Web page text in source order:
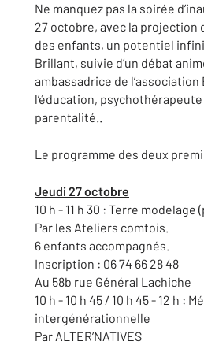
Ne manquez pas la soirée
27 octobre, avec la projection
des enfants, un potentiel
Brillant, suivie d’un débat
ambassadrice de
l’éducation,
parentalité..
Le programme des deux
Jeudi 27 octobre
10 h - 11 h 30 : Terre modelage
Par les Ateliers comtois.
6 enfants accompagnés.
Inscription : 06 74 66 28 48
Au 58b rue Général Lachiche
10 h - 10 h 45 / 10 h 45 - 12 h :
intergénérationnelle
Par ALTER’NATIVES